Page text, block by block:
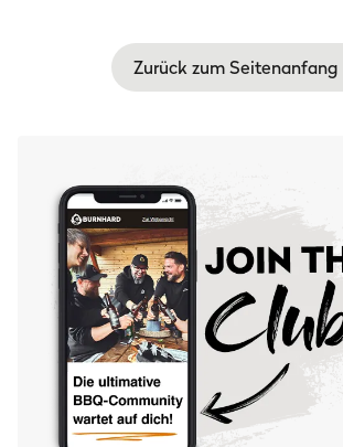
Zurück zum Seitenanfang